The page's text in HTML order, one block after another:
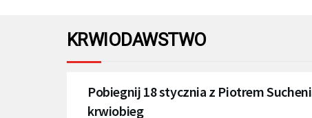
KRWIODAWSTWO
Pobiegnij 18 stycznia z Piotrem
krwiobieg